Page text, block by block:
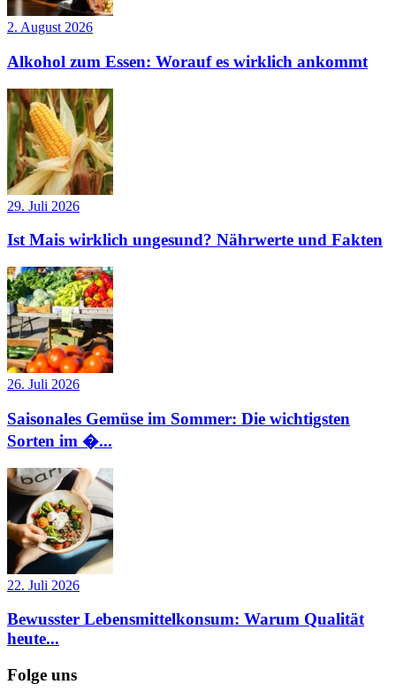
2. August 2026
Alkohol zum Essen: Worauf es wirklich ankommt
29. Juli 2026
Ist Mais wirklich ungesund? Nährwerte und Fakten
26. Juli 2026
Saisonales Gemüse im Sommer: Die wichtigsten
Sorten im �...
22. Juli 2026
Bewusster Lebensmittelkonsum: Warum Qualität
heute...
Folge uns